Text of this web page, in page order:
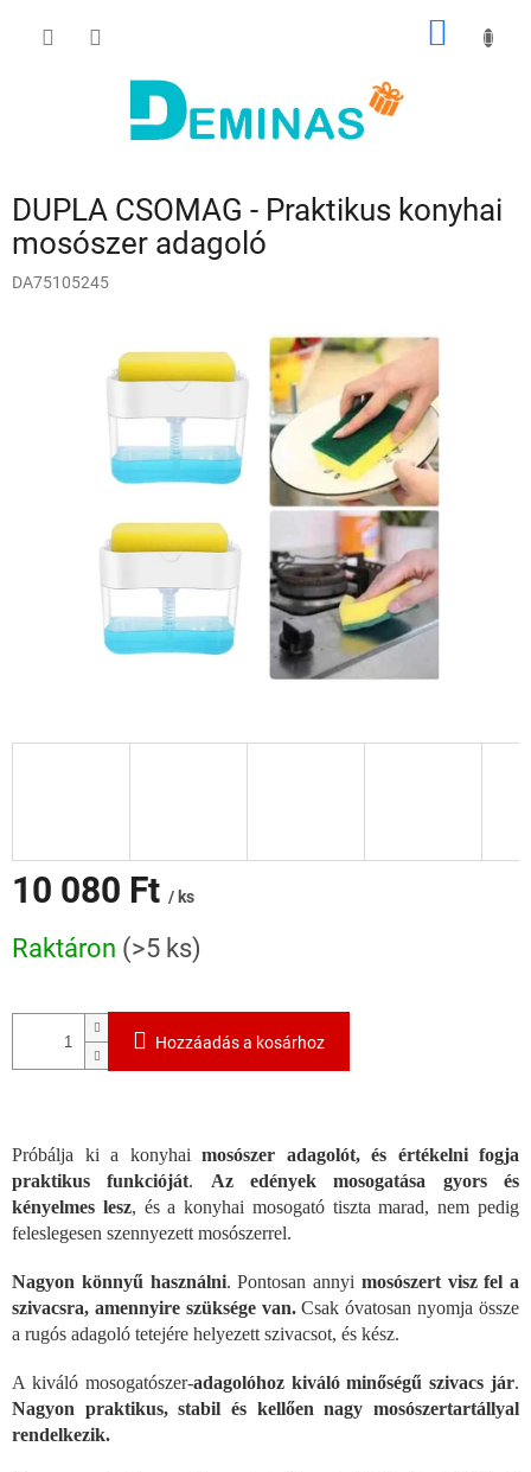
KOSÁR
DUPLA CSOMAG - Praktikus konyhai
mosószer adagoló
DA75105245
10 080 Ft / ks
Raktáron (>5 ks)
Hozzáadás a kosárhoz
Próbálja ki a konyhai mosószer adagolót, és értékelni fogja
praktikus funkcióját. Az edények mosogatása gyors és
kényelmes lesz, és a konyhai mosogató tiszta marad, nem pedig
feleslegesen szennyezett mosószerrel.
Nagyon könnyű használni. Pontosan annyi mosószert visz fel a
szivacsra, amennyire szüksége van.Csak óvatosan nyomja össze
a rugós adagoló tetejére helyezett szivacsot, és kész.
A kiváló mosogatószer-adagolóhoz kiváló minőségű szivacs jár.
Nagyon praktikus, stabil és kellően nagy mosószertartállyal
rendelkezik.